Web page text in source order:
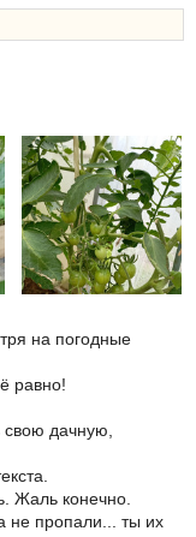
на погодные
равно!
дачную,
Жаль конечно.
не пропали... ты их